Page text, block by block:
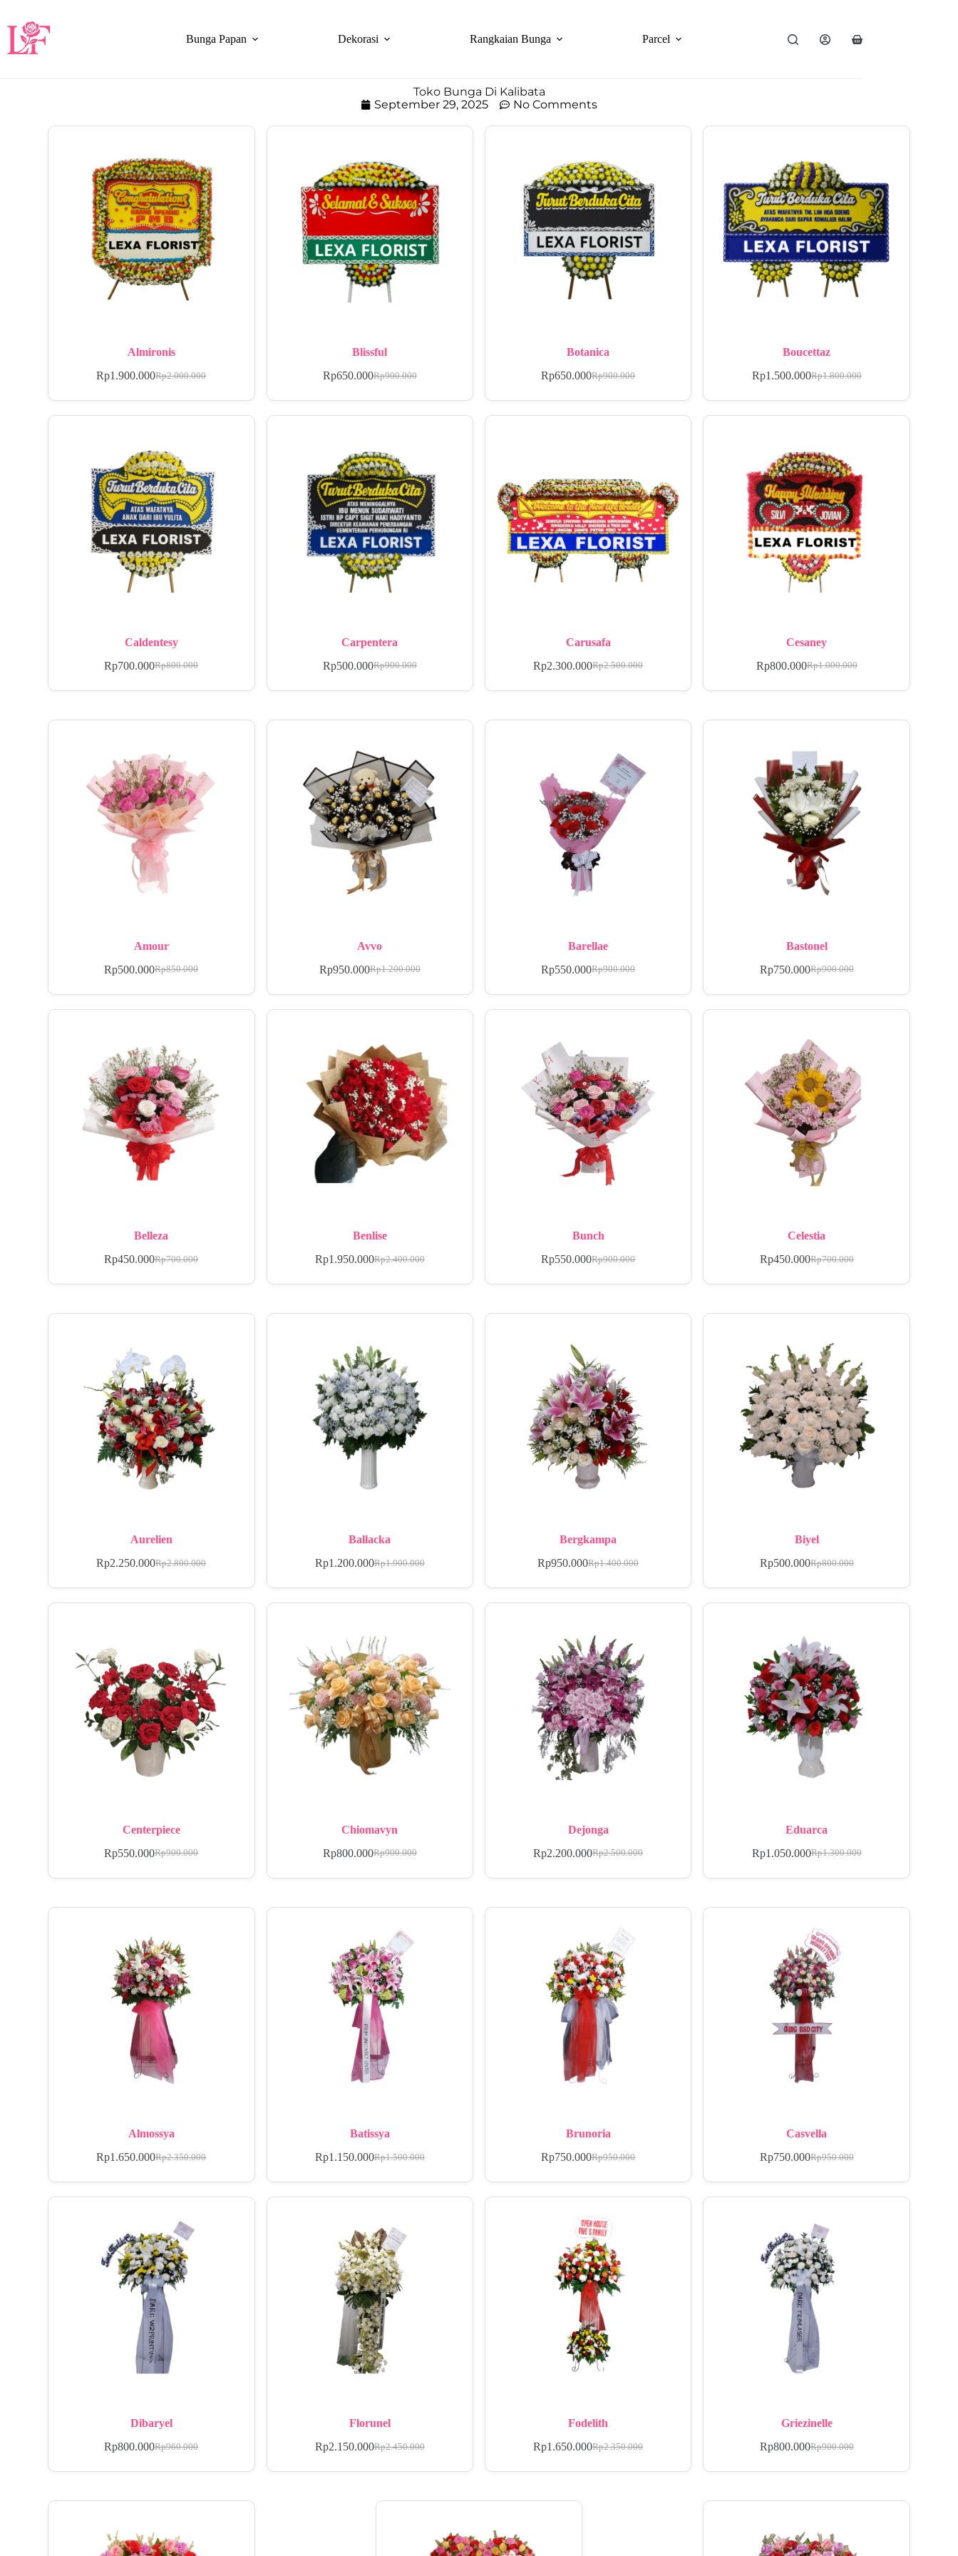
Bunga Papan Dekorasi Rangkaian Bunga Parcel
Toko Bunga Di Kalibata
September 29, 2025
No Comments
Almironis
Rp2.000.000
Rp1.900.000
Blissful
Rp900.000
Rp650.000
Botanica
Rp900.000
Rp650.000
Boucettaz
Rp1.800.000
Rp1.500.000
Caldentesy
Rp800.000
Rp700.000
Carpentera
Rp900.000
Rp500.000
Carusafa
Rp2.500.000
Rp2.300.000
Cesaney
Rp1.000.000
Rp800.000
Amour
Rp850.000
Rp500.000
Avvo
Rp1.200.000
Rp950.000
Barellae
Rp900.000
Rp550.000
Bastonel
Rp900.000
Rp750.000
Belleza
Rp700.000
Rp450.000
Benlise
Rp2.400.000
Rp1.950.000
Bunch
Rp900.000
Rp550.000
Celestia
Rp700.000
Rp450.000
Aurelien
Rp2.800.000
Rp2.250.000
Ballacka
Rp1.900.000
Rp1.200.000
Bergkampa
Rp1.400.000
Rp950.000
Biyel
Rp800.000
Rp500.000
Centerpiece
Rp900.000
Rp550.000
Chiomavyn
Rp900.000
Rp800.000
Dejonga
Rp2.500.000
Rp2.200.000
Eduarca
Rp1.300.000
Rp1.050.000
Almossya
Rp2.350.000
Rp1.650.000
Batissya
Rp1.500.000
Rp1.150.000
Brunoria
Rp950.000
Rp750.000
Casvella
Rp950.000
Rp750.000
Dibaryel
Rp960.000
Rp800.000
Florunel
Rp2.450.000
Rp2.150.000
Fodelith
Rp2.350.000
Rp1.650.000
Griezinelle
Rp900.000
Rp800.000